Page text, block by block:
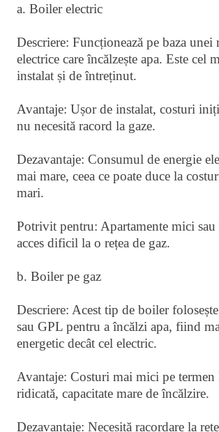
a. Boiler electric
Descriere: Funcționează pe baza unei
electrice care încălzește apa. Este cel
instalat și de întreținut.
Avantaje: Ușor de instalat, costuri
nu necesită racord la gaze.
Dezavantaje: Consumul de energie
mai mare, ceea ce poate duce la
mari.
Potrivit pentru: Apartamente mici sau
acces dificil la o rețea de gaz.
b. Boiler pe gaz
Descriere: Acest tip de boiler
sau GPL pentru a încălzi apa, fiind
energetic decât cel electric.
Avantaje: Costuri mai mici pe
ridicată, capacitate mare de încălzire.
Dezavantaje: Necesită racordare la